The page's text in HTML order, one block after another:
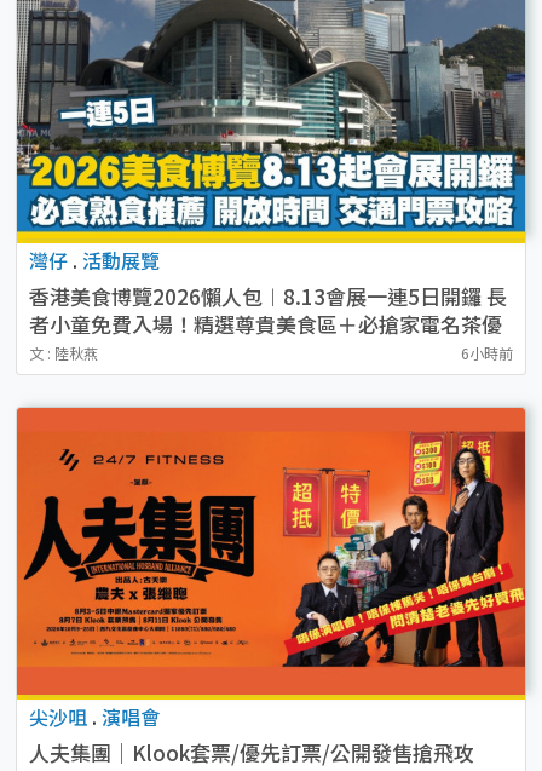
灣仔 . 活動展覽
香港美食博覽2026懶人包︱8.13會展一連5日開鑼 長
者小童免費入場！精選尊貴美食區＋必搶家電名茶優
惠
文 : 陸秋燕 6小時前
尖沙咀 . 演唱會
人夫集團｜Klook套票/優先訂票/公開發售搶飛攻